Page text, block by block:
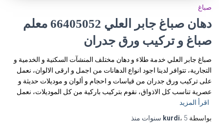
صباغ
دهان صباغ جابر العلي 66405052 معلم
صباغ و تركيب ورق جدران
صباغ جابر العلي خدمة طلاء و دهان مختلف المنشآت السكنية و الخدمية و
التجارية، تتوافر لدينا اجود انواع الدهانات من اجمل و ارقى الالوان، نعمل
على تركيب ورق جدران من قياسات و احجام و ألوان و موديلات حديثة و
عصرية تناسب كل الاذواق، نقوم بتركيب باركية من كل الموديلات، نعمل
اقرأ المزيد
بواسطة
kurdi، 5 سنوات منذ